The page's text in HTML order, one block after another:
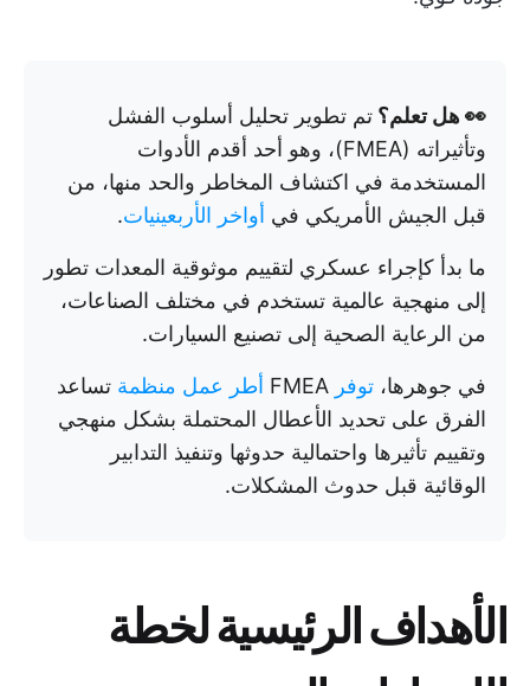
👀 هل تعلم؟ تم تطوير تحليل أسلوب الفشل
وتأثيراته (FMEA)، وهو أحد أقدم الأدوات
المستخدمة في اكتشاف المخاطر والحد منها، من
قبل الجيش الأمريكي في أواخر الأربعينيات.
ما بدأ كإجراء عسكري لتقييم موثوقية المعدات تطور
إلى منهجية عالمية تستخدم في مختلف الصناعات،
من الرعاية الصحية إلى تصنيع السيارات.
في جوهرها، توفر أطر عمل منظمة تساعد
الفرق على تحديد الأعطال المحتملة بشكل منهجي
وتقييم تأثيرها واحتمالية حدوثها وتنفيذ التدابير
الوقائية قبل حدوث المشكلات.
الأهداف الرئيسية لخطة